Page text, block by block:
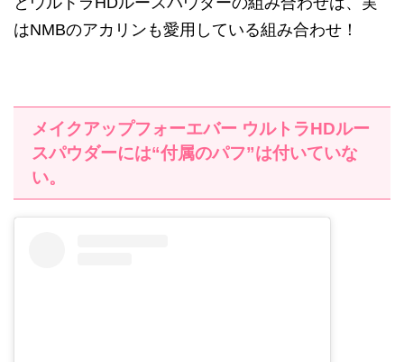
はNMBのアカリンも愛用している組み合わせ！
メイクアップフォーエバー ウルトラHDルー
スパウダーには“付属のパフ”は付いていな
い。